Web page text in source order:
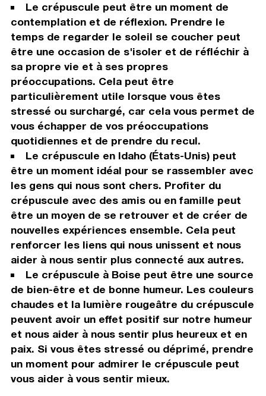
Le crépuscule peut être un moment de
contemplation et de réflexion. Prendre le
temps de regarder le soleil se coucher peut
être une occasion de s'isoler et de réfléchir à
sa propre vie et à ses propres
préoccupations. Cela peut être
particulièrement utile lorsque vous êtes
stressé ou surchargé, car cela vous permet de
vous échapper de vos préoccupations
quotidiennes et de prendre du recul.
Le crépuscule en Idaho (États-Unis) peut
être un moment idéal pour se rassembler avec
les gens qui nous sont chers. Profiter du
crépuscule avec des amis ou en famille peut
être un moyen de se retrouver et de créer de
nouvelles expériences ensemble. Cela peut
renforcer les liens qui nous unissent et nous
aider à nous sentir plus connecté aux autres.
Le crépuscule à Boise peut être une source
de bien-être et de bonne humeur. Les couleurs
chaudes et la lumière rougeâtre du crépuscule
peuvent avoir un effet positif sur notre humeur
et nous aider à nous sentir plus heureux et en
paix. Si vous êtes stressé ou déprimé, prendre
un moment pour admirer le crépuscule peut
vous aider à vous sentir mieux.